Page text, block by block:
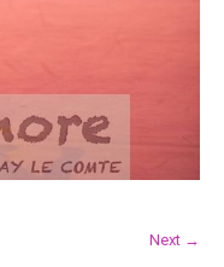
Next →